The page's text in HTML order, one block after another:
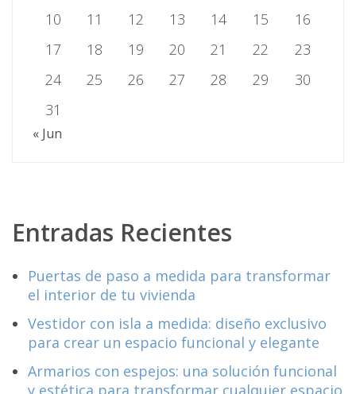
10
11 12 13 14 15
16
17
18 19 20 21 22
23
24
25 26 27 28 29
30
31
« Jun
Entradas Recientes
Puertas de paso a medida para transformar
el interior de tu vivienda
Vestidor con isla a medida: diseño exclusivo
para crear un espacio funcional y elegante
Armarios con espejos: una solución funcional